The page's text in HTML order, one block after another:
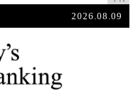
2026.08.09